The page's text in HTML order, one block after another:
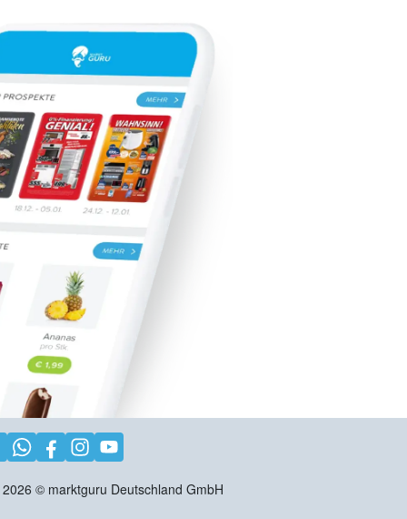
2026 © marktguru Deutschland GmbH